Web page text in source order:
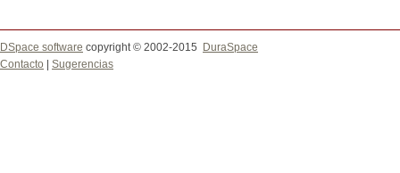
DSpace software copyright © 2002-2015
DuraSpace
Contacto
Sugerencias